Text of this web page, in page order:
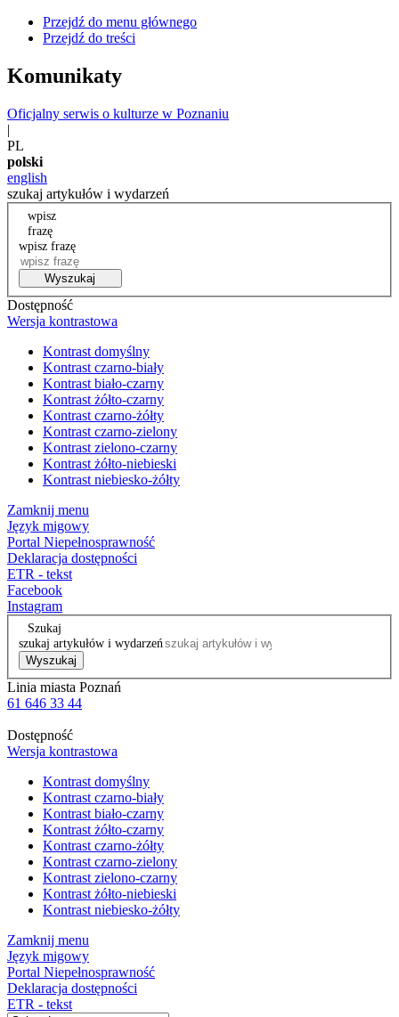
Przejdź do menu głównego
Przejdź do treści
Komunikaty
Oficjalny serwis o kulturze w Poznaniu
|
PL
polski
english
szukaj artykułów i wydarzeń
wpisz
frazę
wpisz frazę
Wyszukaj
Dostępność
Wersja kontrastowa
Kontrast domyślny
Kontrast czarno-biały
Kontrast biało-czarny
Kontrast żółto-czarny
Kontrast czarno-żółty
Kontrast czarno-zielony
Kontrast zielono-czarny
Kontrast żółto-niebieski
Kontrast niebiesko-żółty
Zamknij menu
Język migowy
Portal Niepełnosprawność
Deklaracja dostępności
ETR - tekst
Facebook
Instagram
Szukaj
szukaj artykułów i wydarzeń
Wyszukaj
Linia miasta Poznań
61 646 33 44
Dostępność
Wersja kontrastowa
Kontrast domyślny
Kontrast czarno-biały
Kontrast biało-czarny
Kontrast żółto-czarny
Kontrast czarno-żółty
Kontrast czarno-zielony
Kontrast zielono-czarny
Kontrast żółto-niebieski
Kontrast niebiesko-żółty
Zamknij menu
Język migowy
Portal Niepełnosprawność
Deklaracja dostępności
ETR - tekst